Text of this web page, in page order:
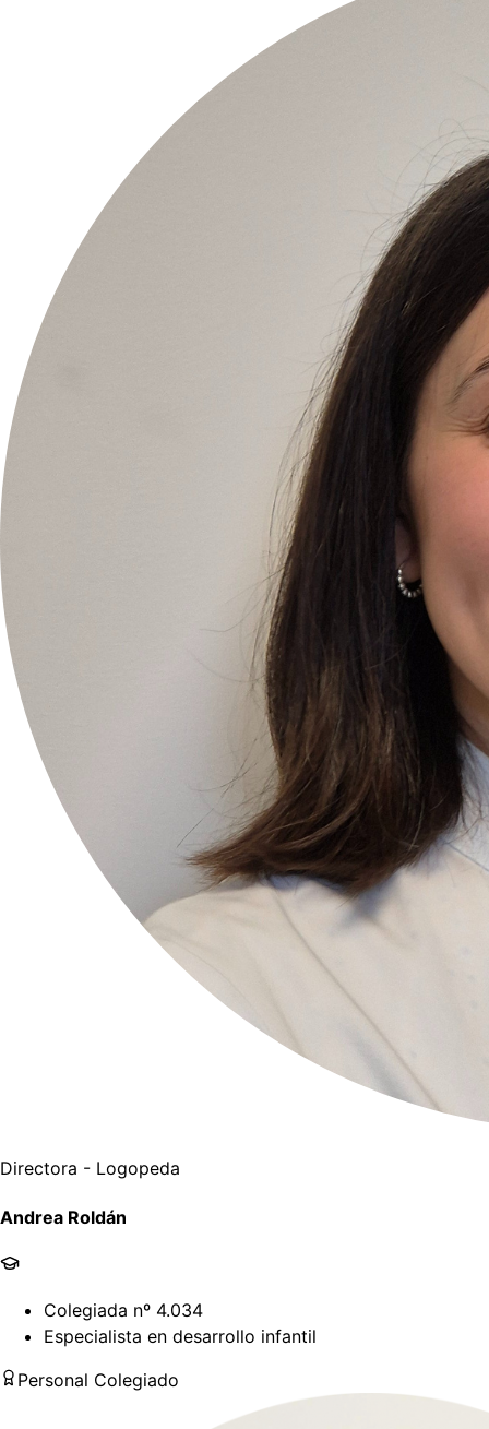
Directora - Logopeda
Andrea Roldán
Colegiada nº 4.034
Especialista en desarrollo infantil
Personal Colegiado